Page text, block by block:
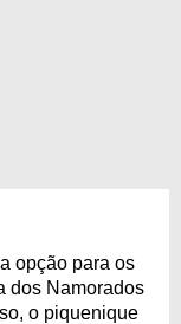
opção para os
dos Namorados
o piquenique